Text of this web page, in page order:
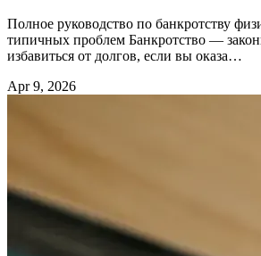
Полное руководство по банкротству
типичных проблем Банкротство —
избавиться от долгов, если вы оказа…
Apr 9, 2026